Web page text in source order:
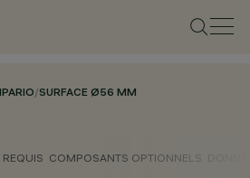
/SURFACE Ø56 MM
COMPOSANTS OPTIONNELS